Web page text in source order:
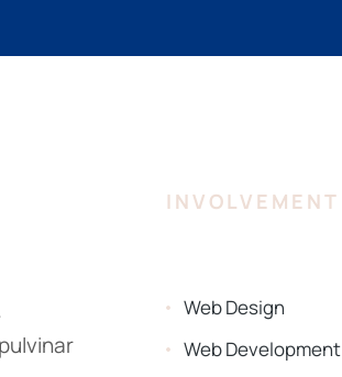
INVOLVEMENT
Web Design
Web Development